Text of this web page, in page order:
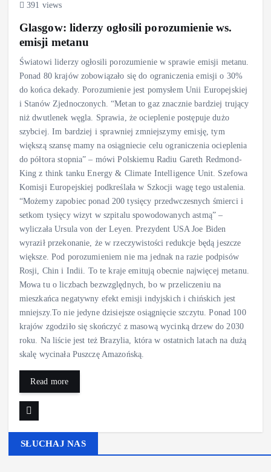
391 views
Glasgow: liderzy ogłosili porozumienie ws.
emisji metanu
Światowi liderzy ogłosili porozumienie w sprawie emisji metanu.
Ponad 80 krajów zobowiązało się do ograniczenia emisji o 30%
do końca dekady. Porozumienie jest pomysłem Unii Europejskiej
i Stanów Zjednoczonych. “Metan to gaz znacznie bardziej trujący
niż dwutlenek węgla. Sprawia, że ocieplenie postępuje dużo
szybciej. Im bardziej i sprawniej zmniejszymy emisję, tym
większą szansę mamy na osiągniecie celu ograniczenia ocieplenia
do półtora stopnia” – mówi Polskiemu Radiu Gareth Redmond-
King z think tanku Energy & Climate Intelligence Unit. Szefowa
Komisji Europejskiej podkreślała w Szkocji wagę tego ustalenia.
“Możemy zapobiec ponad 200 tysięcy przedwczesnych śmierci i
setkom tysięcy wizyt w szpitalu spowodowanych astmą” –
wyliczała Ursula von der Leyen. Prezydent USA Joe Biden
wyraził przekonanie, że w rzeczywistości redukcje będą jeszcze
większe. Pod porozumieniem nie ma jednak na razie podpisów
Rosji, Chin i Indii. To te kraje emitują obecnie najwięcej metanu.
Mowa tu o liczbach bezwzględnych, bo w przeliczeniu na
mieszkańca negatywny efekt emisji indyjskich i chińskich jest
mniejszy.To nie jedyne dzisiejsze osiągnięcie szczytu. Ponad 100
krajów zgodziło się skończyć z masową wycinką drzew do 2030
roku. Na liście jest też Brazylia, która w ostatnich latach na dużą
skalę wycinała Puszczę Amazońską.
Read more
SŁUCHAJ NAS